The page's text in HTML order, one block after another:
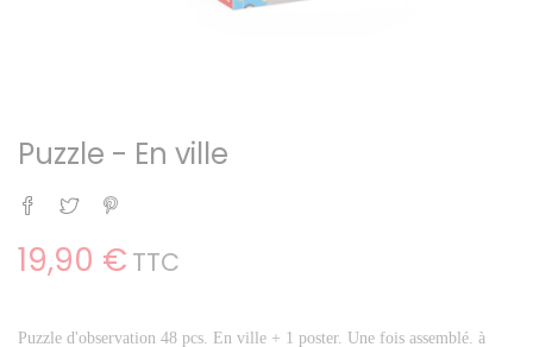
Puzzle - En ville
Partager
Tweet
19,90 € TTC
Puzzle d'observation 48 pcs. En ville + 1 poster. Une fois assemblé. à